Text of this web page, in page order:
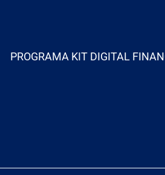
PROGRAMA KIT DIGITAL